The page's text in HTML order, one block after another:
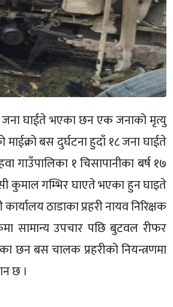
जना घाईते भएका छन एक जनाको मृत्यु
बस दुर्घटना हुदाँ १८ जना घाईते
१ चिसापानीका बर्ष १७
कुमाल गम्भिर घाएते भएका हुन घाइते
ठाडाका प्रहरी नायव निरिक्षक
सामान्य उपचार पछि बुटवल रीफर
छन बस चालक प्रहरीको नियन्त्रणमा
छ ।